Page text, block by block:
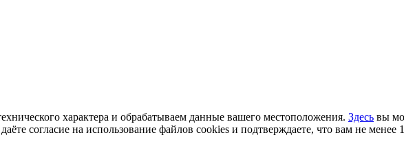
характера и обрабатываем данные вашего местоположения. Здесь вы
согласие на использование файлов cookies и подтверждаете, что вам не менее